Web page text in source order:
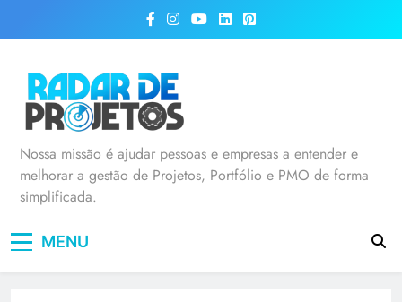
Radar de Projetos
Nossa missão é ajudar pessoas e empresas a entender e
melhorar a gestão de Projetos, Portfólio e PMO de forma
simplificada.
MENU